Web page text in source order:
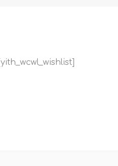
[yith_wcwl_wishlist]